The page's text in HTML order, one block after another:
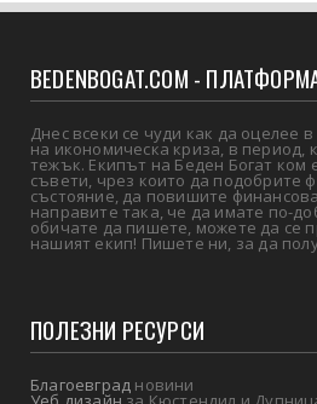
BEDENBOGAT.COM -
Днес всеки се чуди как да оцелее
на икономическа криза, в период,
тежък. Екипът на Беден Богат ком
съвети, чрез които да подобрите
състояние, да повишите
направите така, че да имате по-
обичате да пишете, можете да се
нашият екип! Пишете ни, за да
ПОЛЕЗНИ РЕСУРСИ
Благоевград новини